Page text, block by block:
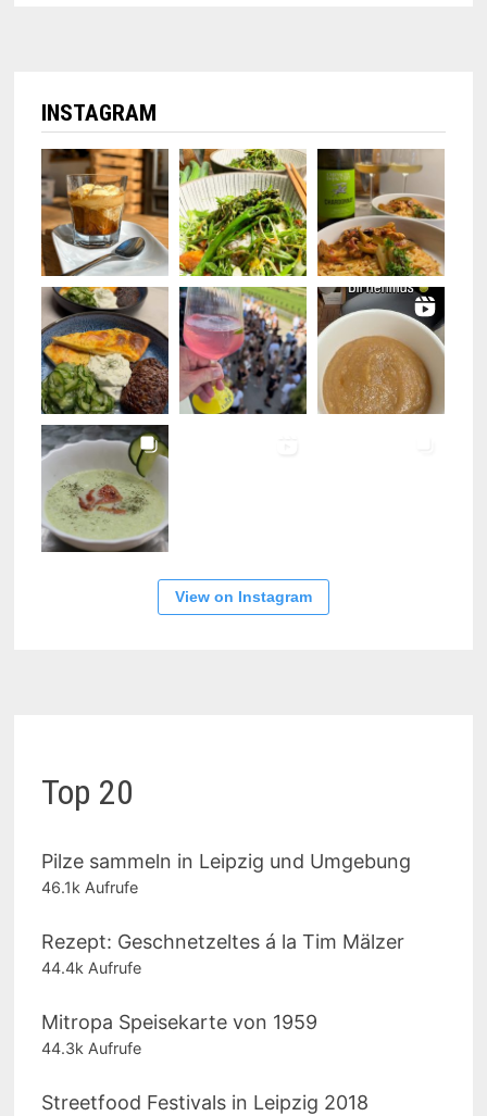
INSTAGRAM
View on Instagram
Top 20
Pilze sammeln in Leipzig und Umgebung
46.1k Aufrufe
Rezept: Geschnetzeltes á la Tim Mälzer
44.4k Aufrufe
Mitropa Speisekarte von 1959
44.3k Aufrufe
Streetfood Festivals in Leipzig 2018